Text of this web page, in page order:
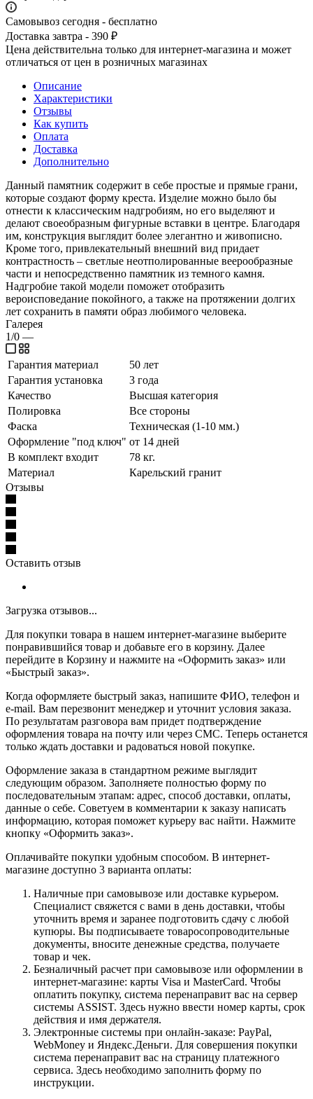
Самовывоз сегодня - бесплатно
Доставка завтра - 390 ₽
Цена действительна только для интернет-магазина и может
отличаться от цен в розничных магазинах
Описание
Характеристики
Отзывы
Как купить
Оплата
Доставка
Дополнительно
Данный памятник содержит в себе простые и прямые грани,
которые создают форму креста. Изделие можно было бы
отнести к классическим надгробиям, но его выделяют и
делают своеобразным фигурные вставки в центре. Благодаря
им, конструкция выглядит более элегантно и живописно.
Кроме того, привлекательный внешний вид придает
контрастность – светлые неотполированные веерообразные
части и непосредственно памятник из темного камня.
Надгробие такой модели поможет отобразить
вероисповедание покойного, а также на протяжении долгих
лет сохранить в памяти образ любимого человека.
Галерея
1/0 —
Гарантия материал
50 лет
Гарантия установка
3 года
Качество
Высшая категория
Полировка
Все стороны
Фаска
Техническая (1-10 мм.)
Оформление "под ключ" от 14 дней
В комплект входит
78 кг.
Материал
Карельский гранит
Отзывы
Оставить отзыв
Загрузка отзывов...
Для покупки товара в нашем интернет-магазине выберите
понравившийся товар и добавьте его в корзину. Далее
перейдите в Корзину и нажмите на «Оформить заказ» или
«Быстрый заказ».
Когда оформляете быстрый заказ, напишите ФИО, телефон и
e-mail. Вам перезвонит менеджер и уточнит условия заказа.
По результатам разговора вам придет подтверждение
оформления товара на почту или через СМС. Теперь останется
только ждать доставки и радоваться новой покупке.
Оформление заказа в стандартном режиме выглядит
следующим образом. Заполняете полностью форму по
последовательным этапам: адрес, способ доставки, оплаты,
данные о себе. Советуем в комментарии к заказу написать
информацию, которая поможет курьеру вас найти. Нажмите
кнопку «Оформить заказ».
Оплачивайте покупки удобным способом. В интернет-
магазине доступно 3 варианта оплаты:
Наличные при самовывозе или доставке курьером.
Специалист свяжется с вами в день доставки, чтобы
уточнить время и заранее подготовить сдачу с любой
купюры. Вы подписываете товаросопроводительные
документы, вносите денежные средства, получаете
товар и чек.
Безналичный расчет при самовывозе или оформлении в
интернет-магазине: карты Visa и MasterCard. Чтобы
оплатить покупку, система перенаправит вас на сервер
системы ASSIST. Здесь нужно ввести номер карты, срок
действия и имя держателя.
Электронные системы при онлайн-заказе: PayPal,
WebMoney и Яндекс.Деньги. Для совершения покупки
система перенаправит вас на страницу платежного
сервиса. Здесь необходимо заполнить форму по
инструкции.